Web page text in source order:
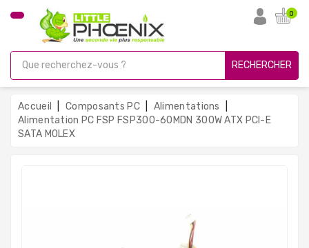
CATÉGORIE
Gamer
Unités
Centrales
Reconditionnées
0
RECHERCHER
Accueil Composants PC
Alimentations
Alimentation PC FSP FSP300-60MDN 300W ATX PCI-E
SATA MOLEX